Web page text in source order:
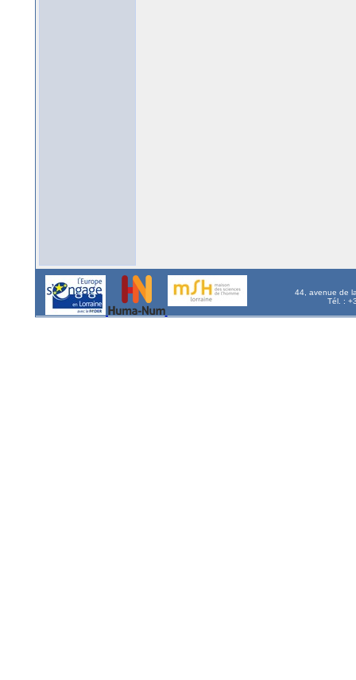
44, avenue de
Tél. :